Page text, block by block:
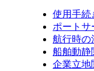
使用手続
ポートサ
航行時の
船舶動静
企業立地